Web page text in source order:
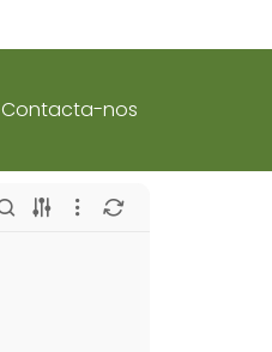
Contacta-nos